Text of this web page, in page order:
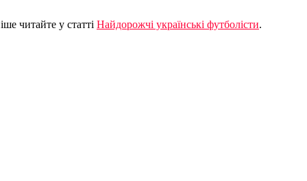
читайте у статті Найдорожчі українські футболісти.